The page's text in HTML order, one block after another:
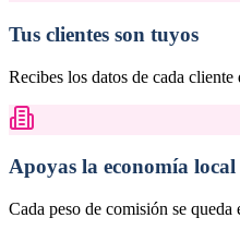
Tus clientes son tuyos
Recibes los datos de cada
Apoyas la economía local
Cada peso de comisión se